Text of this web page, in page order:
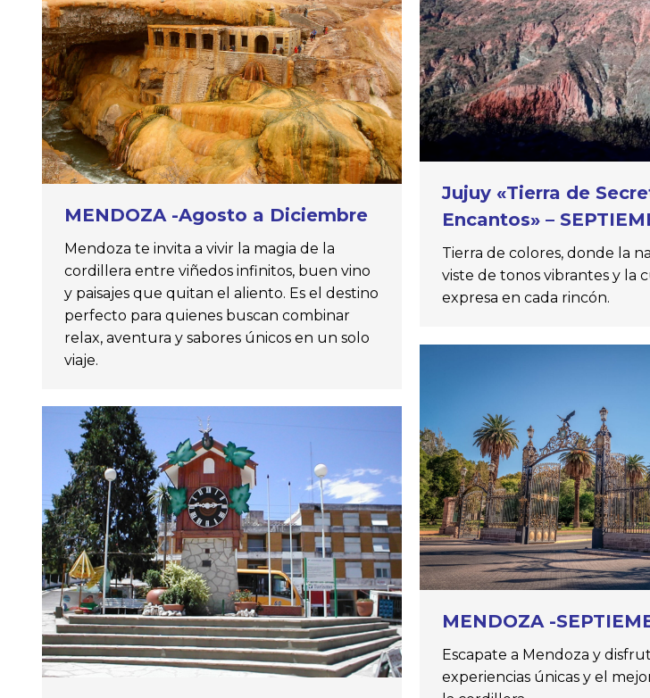
Jujuy «Tierra de
Encantos» –
Tierra de colores, donde la
viste de tonos vibrantes y la
expresa en cada rincón.
MENDOZA -Agosto a Diciembre
Mendoza te invita a vivir la magia de la
cordillera entre viñedos infinitos, buen vino
y paisajes que quitan el aliento. Es el destino
perfecto para quienes buscan combinar
relax, aventura y sabores únicos en un solo
viaje.
MENDOZA -
Escapate a Mendoza y
experiencias únicas y el